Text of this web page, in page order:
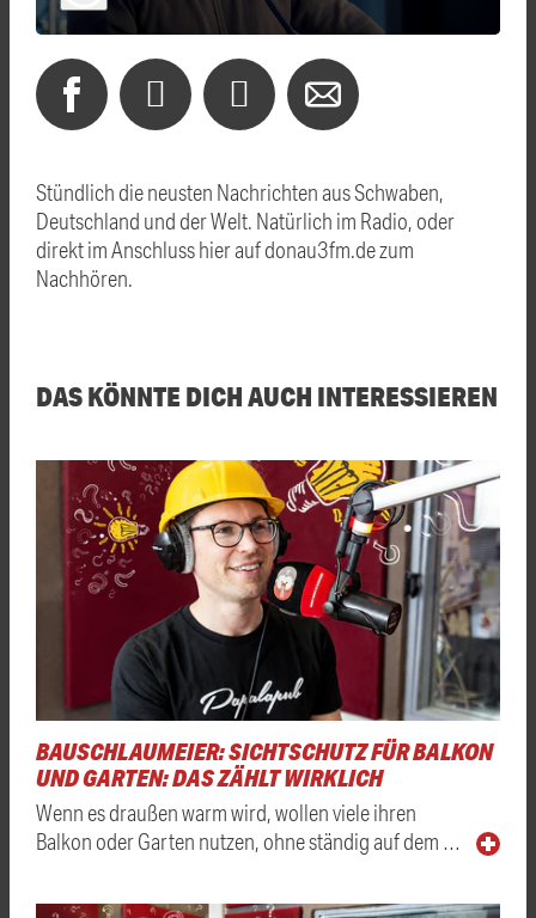
Stündlich die neusten Nachrichten aus Schwaben,
Deutschland und der Welt. Natürlich im Radio, oder
direkt im Anschluss hier auf donau3fm.de zum
Nachhören.
DAS KÖNNTE DICH AUCH INTERESSIEREN
BAUSCHLAUMEIER: SICHTSCHUTZ FÜR BALKON
UND GARTEN: DAS ZÄHLT WIRKLICH
Wenn es draußen warm wird, wollen viele ihren
Balkon oder Garten nutzen, ohne ständig auf dem …